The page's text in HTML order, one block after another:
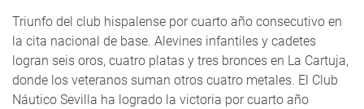
Triunfo del club hispalense por cuarto año consecutivo en
la cita nacional de base. Alevines infantiles y cadetes
logran seis oros, cuatro platas y tres bronces en La Cartuja,
donde los veteranos suman otros cuatro metales. El Club
Náutico Sevilla ha logrado la victoria por cuarto año